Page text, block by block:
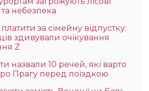
небезпека
за сімейну відпустку:
здивували очікування
Z
назвали 10 речей, які варто
Прагу перед поїздкою